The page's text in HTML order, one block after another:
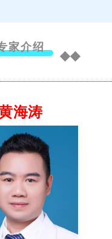
家介绍
◆◆
海涛